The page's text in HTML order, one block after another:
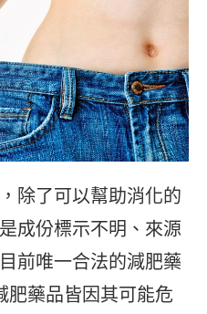
除了可以幫助消化的
成份標示不明、來源
前唯一合法的減肥藥
藥品皆因其可能危